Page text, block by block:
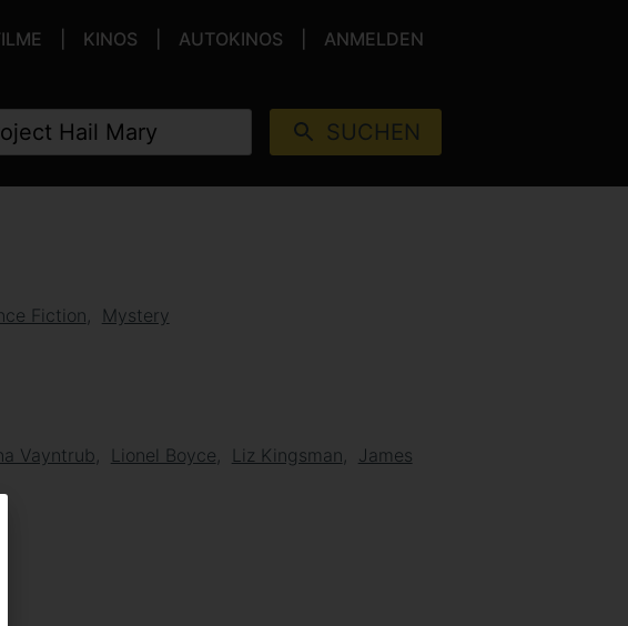
KINOS AUTOKINOS ANMELDEN
SUCHEN
Fiction
Mystery
Vayntrub Lionel Boyce Liz Kingsman
James